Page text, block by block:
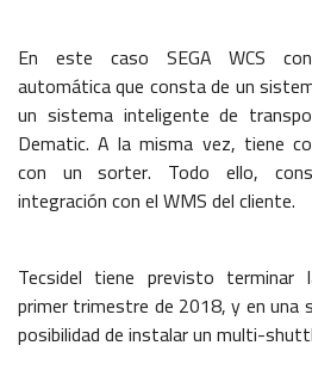
En este caso SEGA WCS
automática que consta de un
un sistema inteligente de
Dematic. A la misma vez, tiene
con un sorter. Todo ello,
integración con el WMS del cliente.
Tecsidel tiene previsto terminar
primer trimestre de 2018, y en una
posibilidad de instalar un multi-